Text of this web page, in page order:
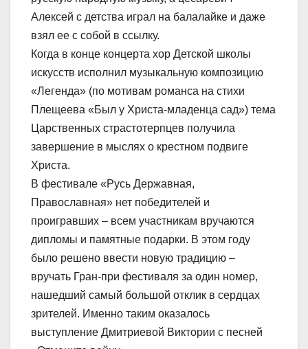
Алексей с детства играл на балалайке и даже
взял ее с собой в ссылку.
Когда в конце концерта хор Детской школы
искусств исполнил музыкальную композицию
«Легенда» (по мотивам романса на стихи
Плещеева «Был у Христа-младенца сад») тема
Царственных страстотерпцев получила
завершение в мыслях о крестном подвиге
Христа.
В фестивале «Русь Державная,
Православная» нет победителей и
проигравших – всем участникам вручаются
дипломы и памятные подарки. В этом году
было решено ввести новую традицию –
вручать Гран-при фестиваля за один номер,
нашедший самый большой отклик в сердцах
зрителей. Именно таким оказалось
выступление Дмитриевой Виктории с песней